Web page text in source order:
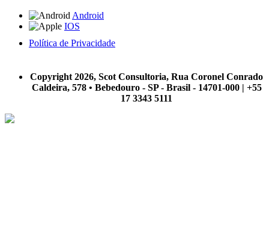
Android
IOS
Política de Privacidade
Copyright 2026, Scot Consultoria, Rua Coronel Conrado
Caldeira, 578 • Bebedouro - SP - Brasil - 14701-000 | +55
17 3343 5111